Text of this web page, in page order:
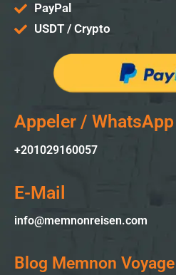
PayPal
USDT / Crypto
Appeler / WhatsApp
+201029160057
E-Mail
info@memnonreisen.com
Blog Memnon Voyage